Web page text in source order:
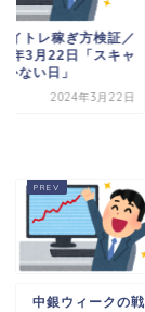
イトレ稼ぎ方検証／
年3月22日「スキャ
かない日」
2024年3月22日
中銀ウィークの